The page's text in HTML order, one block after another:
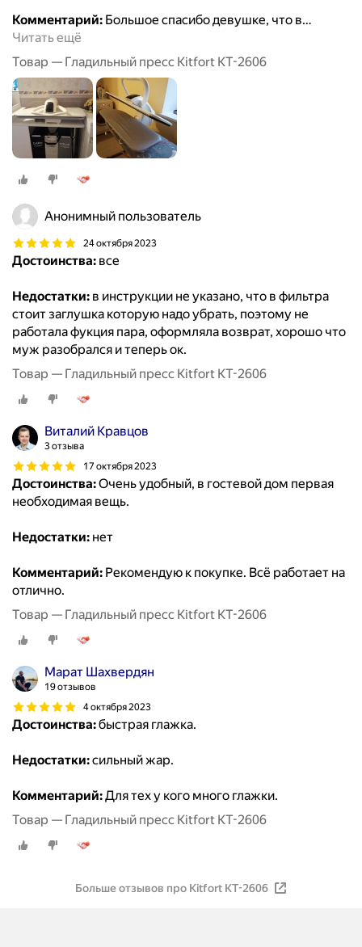
Комментарий: Большое спасибо девушке, что в…
Читать ещё
Товар — Гладильный пресс Kitfort КТ-2606
Анонимный пользователь
24 октября 2023
Достоинства: все
Недостатки: в инструкции не указано, что в фильтра
стоит заглушка которую надо убрать, поэтому не
работала фукция пара, оформляла возврат, хорошо что
муж разобрался и теперь ок.
Товар — Гладильный пресс Kitfort КТ-2606
Виталий Кравцов
3 отзыва
17 октября 2023
Достоинства:Очень удобный, в гостевой дом первая
необходимая вещь.
Недостатки: нет
Комментарий: Рекомендую к покупке. Всё работает на
отлично.
Товар — Гладильный пресс Kitfort КТ-2606
Марат Шахвердян
19 отзывов
4 октября 2023
Достоинства:быстрая глажка.
Недостатки:сильный жар.
Комментарий:Для тех у кого много глажки.
Товар — Гладильный пресс Kitfort КТ-2606
Больше отзывов про Kitfort KT-2606